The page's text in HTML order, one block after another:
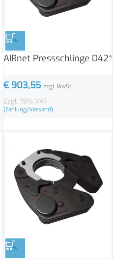
%
AIRnet Pressschlinge D42*
€903,55 zzgl. MwSt.
Zzgl. 19% VAT
(Zahlung/Versand)
%